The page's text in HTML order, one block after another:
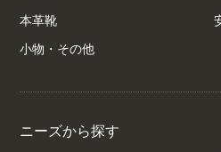
本革靴
小物・その他
ニーズから探す